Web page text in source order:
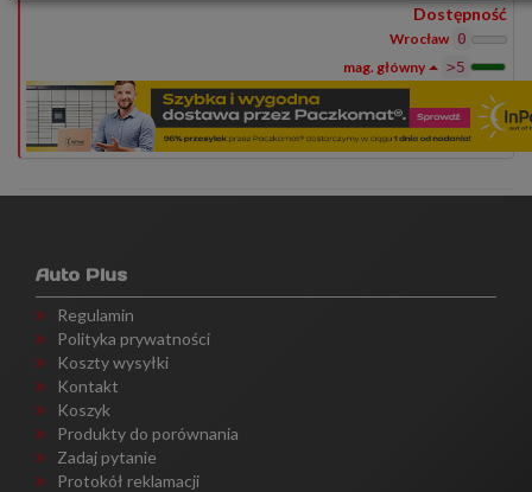
Dostępność
Wrocław 0
>5
Auto Plus
Regulamin
Polityka prywatności
Koszty wysyłki
Kontakt
Koszyk
Produkty do porównania
Zadaj pytanie
Protokół reklamacji